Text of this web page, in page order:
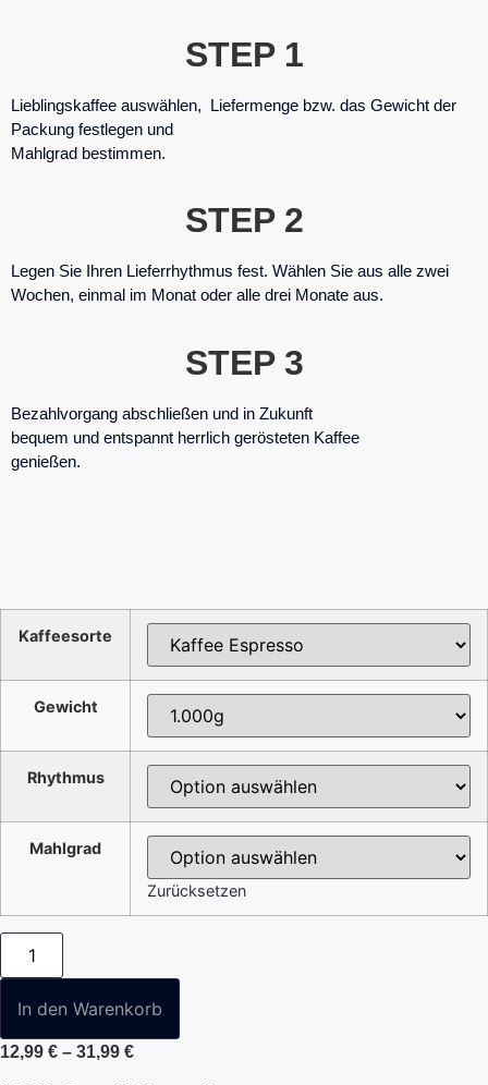
STEP 1
Lieblingskaffee auswählen, Liefermenge bzw. das Gewicht der
Packung festlegen und
Mahlgrad bestimmen.
STEP 2
Legen Sie Ihren Lieferrhythmus fest. Wählen Sie aus alle zwei
Wochen, einmal im Monat oder alle drei Monate aus.
STEP 3
Bezahlvorgang abschließen und in Zukunft
bequem und entspannt herrlich gerösteten Kaffee
genießen.
Kaffeesorte
Gewicht
Rhythmus
Mahlgrad
Zurücksetzen
In den Warenkorb
12,99 € – 31,99 €